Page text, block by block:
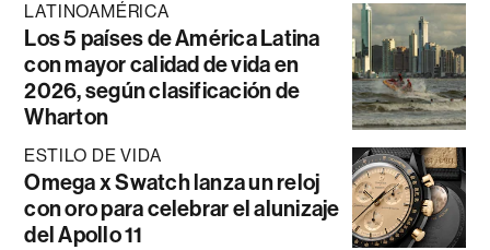
LATINOAMÉRICA
Los 5 países de América Latina
con mayor calidad de vida en
2026, según clasificación de
Wharton
ESTILO DE VIDA
Omega x Swatch lanza un reloj
con oro para celebrar el alunizaje
del Apollo 11